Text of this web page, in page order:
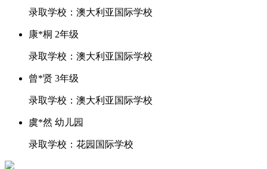
录取学校：澳大利亚国际学校
康*桐 2年级
录取学校：澳大利亚国际学校
曾*贤 3年级
录取学校：澳大利亚国际学校
虞*然 幼儿园
录取学校：花园国际学校